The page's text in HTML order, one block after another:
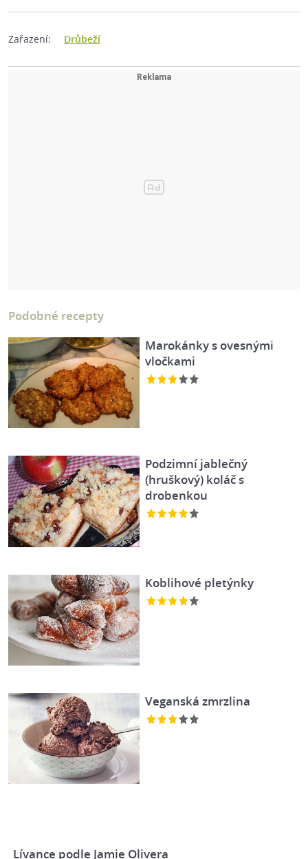
Zařazení: Drůbeží
Podobné recepty
Marokánky s ovesnými
vločkami
Podzimní jablečný
(hruškový) koláč s
drobenkou
Koblihové pletýnky
Veganská zmrzlina
Lívance podle Jamie Olivera